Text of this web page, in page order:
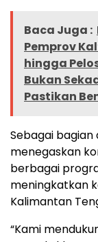
Baca Juga :
Pemprov
hingga
Bukan
Pastikan
Sebagai
menegaskan
berbagai
meningkatkan
Kalimantan
“Kami